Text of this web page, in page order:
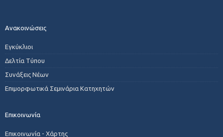
Ανακοινώσεις
Εγκύκλιοι
Δελτία Τύπου
Συνάξεις Νέων
Επιμορφωτικά Σεμινάρια Κατηχητών
Επικοινωνία
Επικοινωνία - Χάρτης